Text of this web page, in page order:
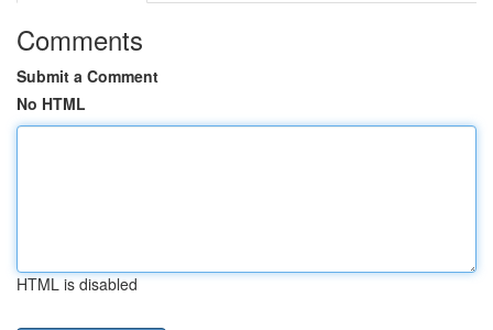
Comments
Submit a Comment
No HTML
HTML is disabled